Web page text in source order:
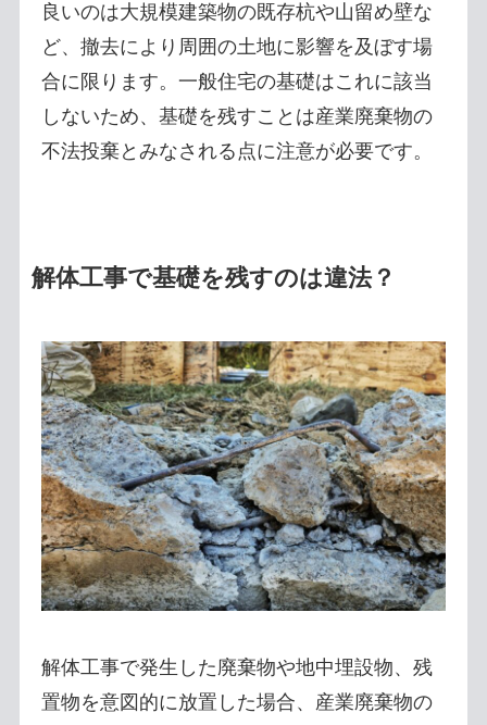
良いのは大規模建築物の既存杭や山留め壁な
ど、撤去により周囲の土地に影響を及ぼす場
合に限ります。一般住宅の基礎はこれに該当
しないため、基礎を残すことは産業廃棄物の
不法投棄とみなされる点に注意が必要です。
解体工事で基礎を残すのは違法？
解体工事で発生した廃棄物や地中埋設物、残
置物を意図的に放置した場合、産業廃棄物の